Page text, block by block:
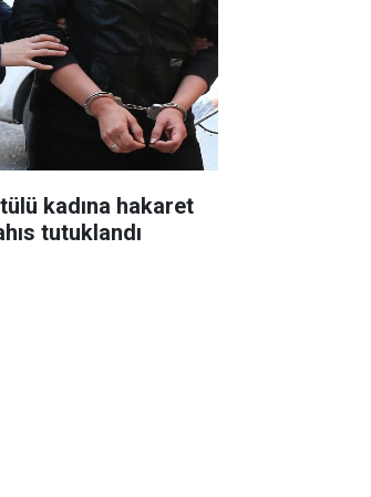
kadına hakaret
tutuklandı